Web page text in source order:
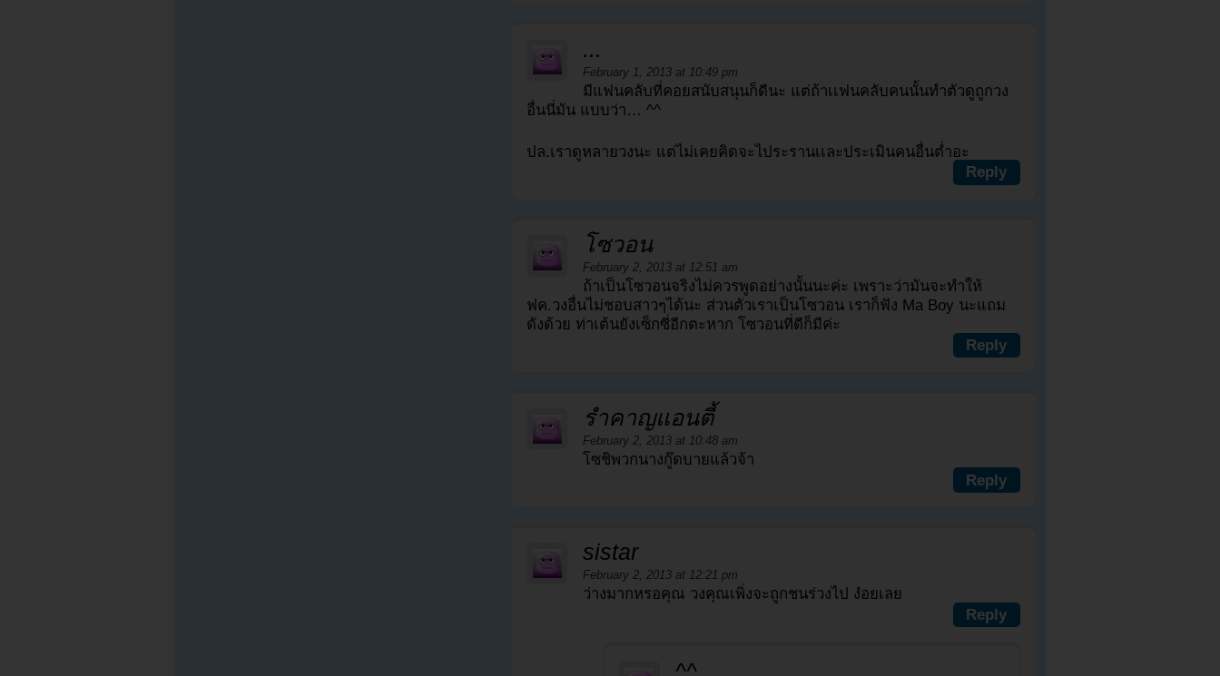
...
February 1, 2013 at 10:49 pm
มีแฟนคลับที่คอยสนับสนุนก็ดีนะ แต่ถ้าเเฟนคลับคนนั้นทำตัวดูถูกวง
อื่นนี่มัน แบบว่า… ^^
ปล.เราดูหลายวงนะ แต่ไม่เคยคิดจะไประรานเเละประเมินคนอื่นต่ำอะ
Reply
โซวอน
February 2, 2013 at 12:51 am
ถ้าเป็นโซวอนจริงไม่ควรพูดอย่างนั้นนะค่ะ เพราะว่ามันจะทำให้
ฟค.วงอื่นไม่ชอบสาวๆได้นะ ส่วนตัวเราเป็นโซวอน เราก็ฟัง Ma Boy นะแถม
ดังด้วย ท่าเต้นยังเซ็กซี่อีกตะหาก โซวอนที่ดีก็มีค่ะ
Reply
รำคาญแอนตี้
February 2, 2013 at 10:48 am
โซชิพวกนางกู๊ดบายแล้วจ้า
Reply
sistar
February 2, 2013 at 12:21 pm
ว่างมากหรอคุณ วงคุณเพิ่งจะถูกชนร่วงไป ง๋อยเลย
Reply
^^